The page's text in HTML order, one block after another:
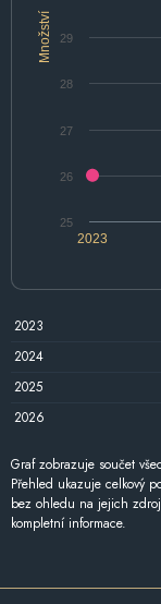
Množství
2023
25
26
27
28
29
2023
2024
2025
2026
Graf zobrazuje součet
Přehled ukazuje celkový
bez ohledu na jejich
kompletní informace.